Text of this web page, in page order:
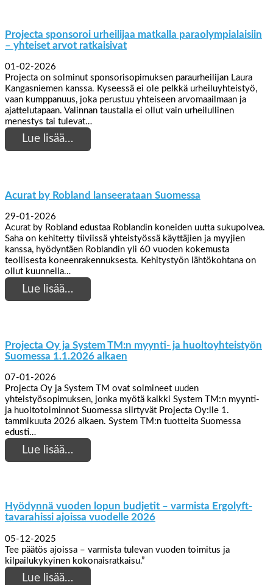
Projecta sponsoroi urheilijaa matkalla paraolympialaisiin
– yhteiset arvot ratkaisivat
01-02-2026
Projecta on solminut sponsorisopimuksen paraurheilijan Laura
Kangasniemen kanssa. Kyseessä ei ole pelkkä urheiluyhteistyö,
vaan kumppanuus, joka perustuu yhteiseen arvomaailmaan ja
ajattelutapaan. Valinnan taustalla ei ollut vain urheilullinen
menestys tai tulevat…
Lue lisää…
Acurat by Robland lanseerataan Suomessa
29-01-2026
Acurat by Robland edustaa Roblandin koneiden uutta sukupolvea.
Saha on kehitetty tiiviissä yhteistyössä käyttäjien ja myyjien
kanssa, hyödyntäen Roblandin yli 60 vuoden kokemusta
teollisesta koneenrakennuksesta. Kehitystyön lähtökohtana on
ollut kuunnella…
Lue lisää…
Projecta Oy ja System TM:n myynti- ja huoltoyhteistyön
Suomessa 1.1.2026 alkaen
07-01-2026
Projecta Oy ja System TM ovat solmineet uuden
yhteistyösopimuksen, jonka myötä kaikki System TM:n myynti-
ja huoltotoiminnot Suomessa siirtyvät Projecta Oy:lle 1.
tammikuuta 2026 alkaen. System TM:n tuotteita Suomessa
edusti…
Lue lisää…
Hyödynnä vuoden lopun budjetit – varmista Ergolyft-
tavarahissi ajoissa vuodelle 2026
05-12-2025
Tee päätös ajoissa – varmista tulevan vuoden toimitus ja
kilpailukykyinen kokonaisratkaisu.”
Lue lisää…